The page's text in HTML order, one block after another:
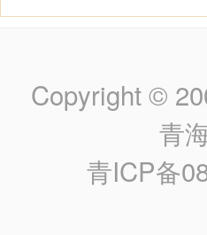
Copyright ©
青
青ICP备